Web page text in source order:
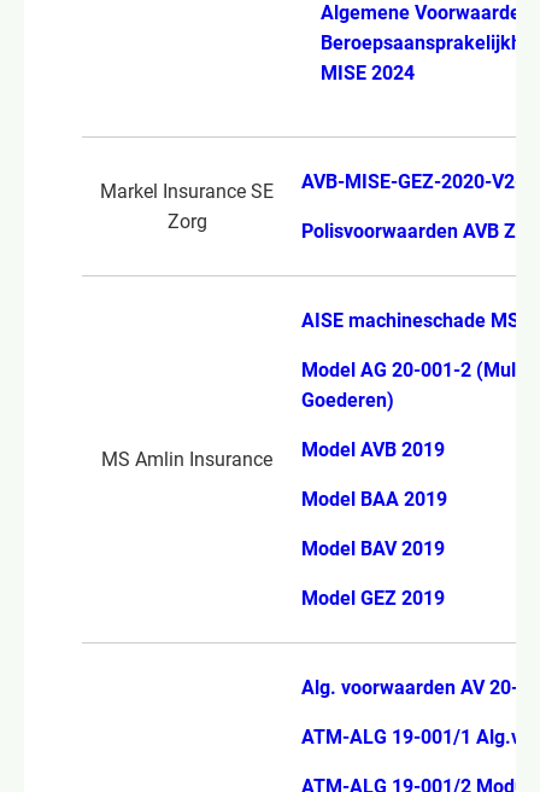
Algemene Voorwaarden
MISE 2024
Markel Insurance SE
Zorg
AVB-MISE-GEZ-2020-V2-
Polisvoorwaarden AVB
MS Amlin Insurance
AISE machineschade MS
Model AG 20-001-2 (Multi
Goederen)
Model AVB 2019
Model BAA 2019
Model BAV 2019
Model GEZ 2019
Alg. voorwaarden AV 20-
ATM-ALG 19-001/1
ATM-ALG 19-001/2